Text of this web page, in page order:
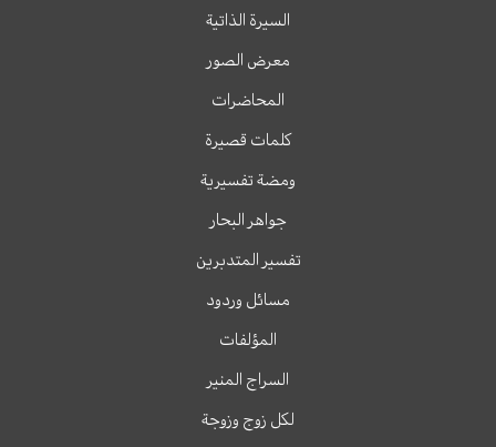
السيرة الذاتية
معرض الصور
المحاضرات
كلمات قصيرة
ومضة تفسيرية
جواهر البحار
تفسير المتدبرين
مسائل وردود
المؤلفات
السراج المنير
لكل زوج وزوجة